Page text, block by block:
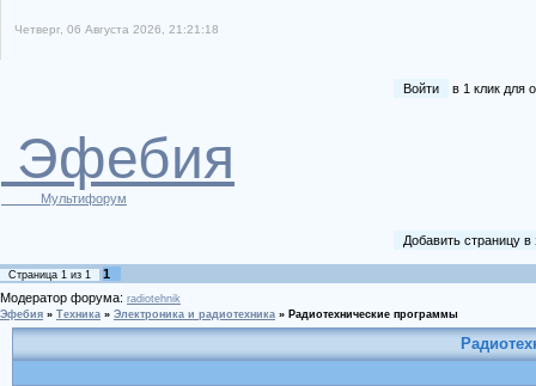
Четверг, 06 Августа 2026, 21:21:18
Войти в 1 клик для
Эфебия
Мультифорум
Добавить страницу
Страница 1 из 1
1
Модератор форума: radiotehnik
Эфебия » Техника » Электроника и радиотехника » Радиотехнические программы